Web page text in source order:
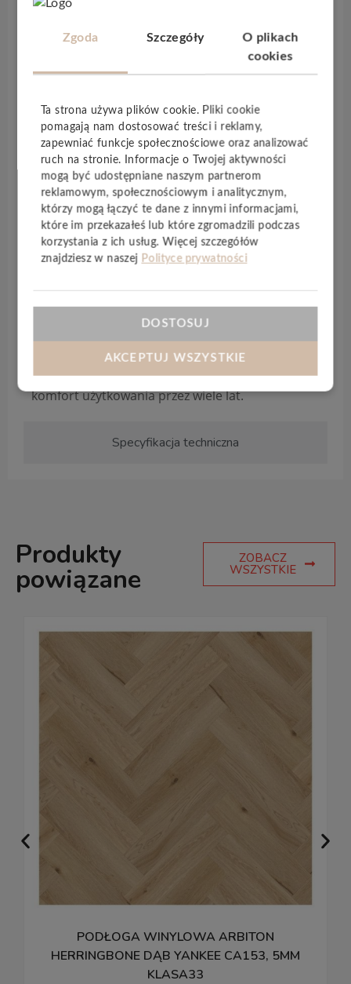
Opis produktu
Specyfikacja techniczna
innowacyjnych rozwiązań z wysoką odpornością
na codzienne użytkowanie. Dzięki100%
wodoodporności iklasie ścieralności AC5
panele sprawdzą się zarówno w intensywnie
użytkowanych pomieszczeniach mieszkalnych,
jak i komercyjnych.
Deski o wymiarach 1220 × 225 mmigrubości 4
mm(z warstwą użytkową 0,55 mm) można
montować na wodnym lub elektrycznym
rozwiązanie, które nie tylko pięknie się
Aquatus SPCto estetyka, trwałość i pełen
komfort użytkowania przez wiele lat.
Produkty
powiązane
ZOBACZ
WSZYSTKIE
PODŁOGA WINYLOWA ARBITON
HERRINGBONE DĄB YANKEE CA153, 5MM
KLASA33
Zgoda Szczegóły
O plikach
cookies
Ta strona używa plików cookie. Pliki cookie
pomagają nam dostosować treści i reklamy,
zapewniać funkcje społecznościowe oraz analizować
ruch na stronie. Informacje o Twojej aktywności
mogą być udostępniane naszym partnerom
reklamowym, społecznościowym i analitycznym,
którzy mogą łączyć te dane z innymi informacjami,
które im przekazałeś lub które zgromadzili podczas
korzystania z ich usług. Więcej szczegółów
znajdziesz w naszej Polityce prywatności
DOSTOSUJ
AKCEPTUJ WSZYSTKIE